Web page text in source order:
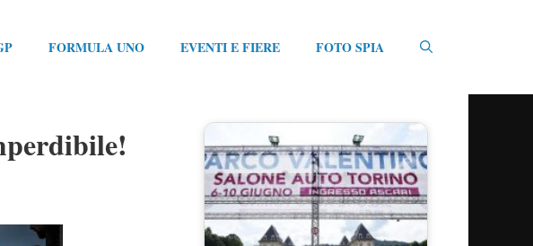
FORMULA UNO EVENTI E FIERE FOTO SPIA